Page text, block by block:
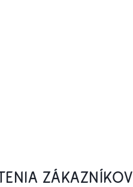
ZÁKAZNÍKOV